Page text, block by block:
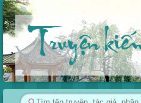
Truyện